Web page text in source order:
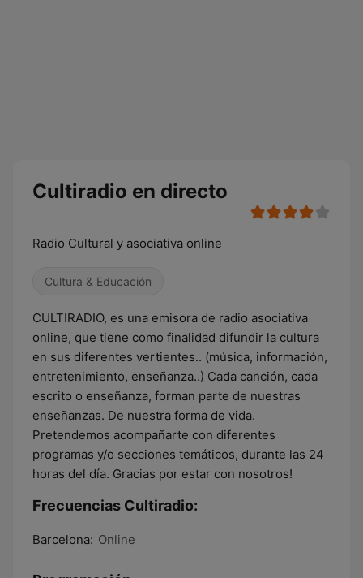
Cultiradio en directo
Radio Cultural y asociativa online
Cultura & Educación
CULTIRADIO, es una emisora de radio asociativa
online, que tiene como finalidad difundir la cultura
en sus diferentes vertientes.. (música, información,
entretenimiento, enseñanza..) Cada canción, cada
escrito o enseñanza, forman parte de nuestras
enseñanzas. De nuestra forma de vida.
Pretendemos acompañarte con diferentes
programas y/o secciones temáticos, durante las 24
horas del día. Gracias por estar con nosotros!
Frecuencias Cultiradio:
Barcelona: Online